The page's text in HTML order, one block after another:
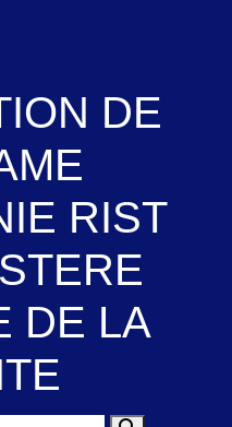
DE
RIST
DE LA